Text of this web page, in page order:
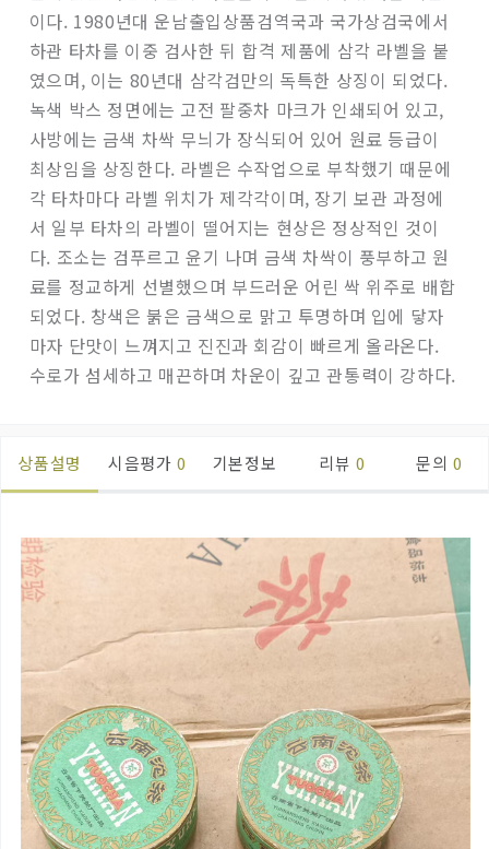
이다. 1980년대 운남출입상품검역국과 국가상검국에서
하관 타차를 이중 검사한 뒤 합격 제품에 삼각 라벨을 붙
였으며, 이는 80년대 삼각검만의 독특한 상징이 되었다.
녹색 박스 정면에는 고전 팔중차 마크가 인쇄되어 있고,
사방에는 금색 차싹 무늬가 장식되어 있어 원료 등급이
최상임을 상징한다. 라벨은 수작업으로 부착했기 때문에
각 타차마다 라벨 위치가 제각각이며, 장기 보관 과정에
서 일부 타차의 라벨이 떨어지는 현상은 정상적인 것이
다. 조소는 검푸르고 윤기 나며 금색 차싹이 풍부하고 원
료를 정교하게 선별했으며 부드러운 어린 싹 위주로 배합
되었다. 창색은 붉은 금색으로 맑고 투명하며 입에 닿자
마자 단맛이 느껴지고 진진과 회감이 빠르게 올라온다.
수로가 섬세하고 매끈하며 차운이 깊고 관통력이 강하다.
상품설명 시음평가 0 기본정보 리뷰 0 문의 0